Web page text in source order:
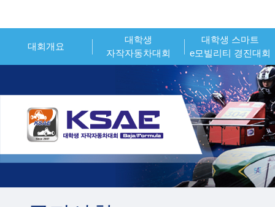
대회개요
대회소개
시상내역
조직위원회
대회 운영 오피셜
대학생
자작자동차대회
대회일정
참가신청
시상내역
대학생 스마트
e모빌리티 경진대회
대회개요
대회일정
참가신청
시상내역
참가팀 엔트리